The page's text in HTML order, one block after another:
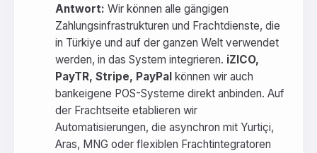
Antwort: Wir können alle gängigen
Zahlungsinfrastrukturen und Frachtdienste, die
in Türkiye und auf der ganzen Welt verwendet
werden, in das System integrieren. iZICO,
PayTR, Stripe, PayPal können wir auch
bankeigene POS-Systeme direkt anbinden. Auf
der Frachtseite etablieren wir
Automatisierungen, die asynchron mit Yurtiçi,
Aras, MNG oder flexiblen Frachtintegratoren